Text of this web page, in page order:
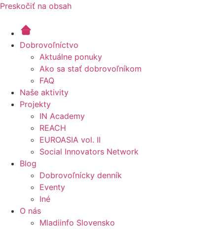
Preskočiť na obsah
Dobrovoľníctvo
Aktuálne ponuky
Ako sa stať dobrovoľníkom
FAQ
Naše aktivity
Projekty
IN Academy
REACH
EUROASIA vol. II
Social Innovators Network
Blog
Dobrovoľnícky denník
Eventy
Iné
O nás
Mladiinfo Slovensko